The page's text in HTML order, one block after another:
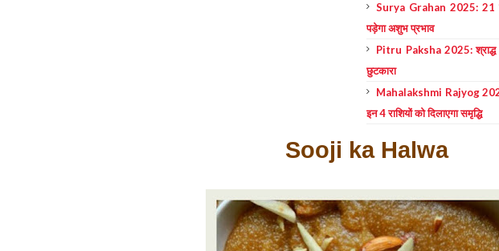
Surya Grahan 2025: 21
पड़ेगा अशुभ प्रभाव
Pitru Paksha 2025: श्राद्ध
छुटकारा
Mahalakshmi Rajyog 2025:
इन 4 राशियों को दिलाएगा समृद्धि
Sooji ka Halwa